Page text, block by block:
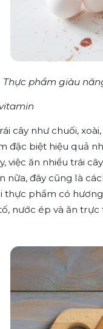
Thực phẩm giàu
cây như chuối,
đặc biệt hiệu quả
việc ăn nhiều trái
nữa, đây cũng là
thực phẩm có
nước ép và ăn